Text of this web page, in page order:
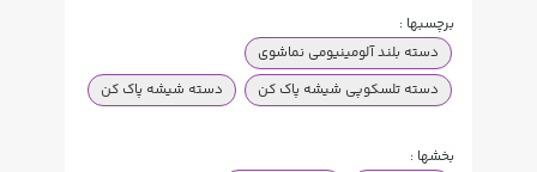
برچسبها :
دسته بلند آلومینیومی نماشوی
دسته تلسکوپی شیشه پاک کن
دسته شیشه پاک کن
بخشها :